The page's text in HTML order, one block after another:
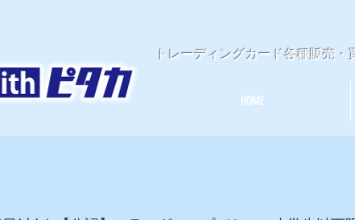
トレーディングカード各種販売
HOME